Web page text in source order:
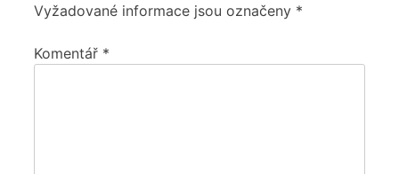
Vyžadované informace jsou označeny *
Komentář *